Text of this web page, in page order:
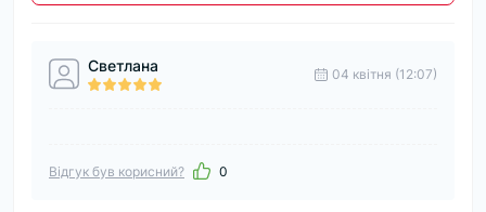
Светлана 04 квітня (12:07)
Відгук був корисний? 0